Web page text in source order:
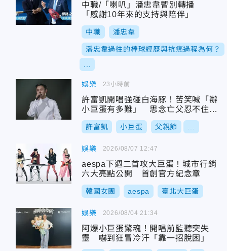
中職/「喇叭」潘忠韋暫別轉播
「感謝10年來的支持與陪伴」
中職 潘忠韋
潘忠韋過往的棒球經歷與抗癌過程為何？
娛樂
許富凱開唱強碰白海豚！苦笑喊「辦
小巨蛋有多難」 思念亡父忍不住淚
崩
許富凱 小巨蛋 父親節
23小時前
娛樂
aespa下週二首攻大巨蛋！城市行銷
六大亮點公開 首創官方紀念章
韓國女團 aespa 臺北大巨蛋
2026/08/07 12:47
娛樂
阿爆小巨蛋驚魂！開唱前監聽突失
靈 嚇到狂冒冷汗「靠一招脫困」
2026/08/04 21:34